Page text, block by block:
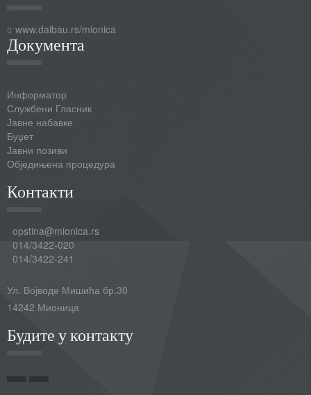
www.daibau.rs/mionica
Документа
Информатор
Службени Гласник
Јавне набавке
Буџет
Јавни позиви
Обједињена процедура
Контакти
opstina@mionica.rs
014/3422-020
014/3422-241
Ул. Војводе Мишића бр.30
14242 Мионица
Будите у контакту